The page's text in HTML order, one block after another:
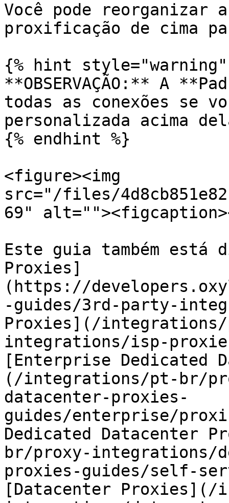
Você pode reorganizar
proxificação de cima
{% hint style="warning"
**OBSERVAÇÃO:** A
todas as conexões se
personalizada acima
{% endhint %}
<figure><img
src="/files/
69"
Este guia também
Proxies]
(https://
-guides/3rd-party-
Proxies](/
integrations/isp-
[Enterprise Dedicated
(/integrations/pt-br/
datacenter-proxies-
guides/enterprise/
Dedicated Datacenter
br/proxy-integrations/
proxies-guides/self-
[Datacenter